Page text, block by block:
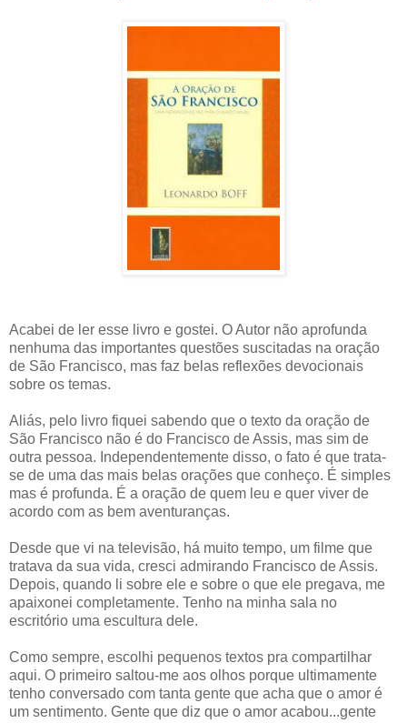
Acabei de ler esse livro e gostei. O Autor não aprofunda
nenhuma das importantes questões suscitadas na oração
de São Francisco, mas faz belas reflexões devocionais
sobre os temas.
Aliás, pelo livro fiquei sabendo que o texto da oração de
São Francisco não é do Francisco de Assis, mas sim de
outra pessoa. Independentemente disso, o fato é que trata-
se de uma das mais belas orações que conheço. É simples
mas é profunda. É a oração de quem leu e quer viver de
acordo com as bem aventuranças.
Desde que vi na televisão, há muito tempo, um filme que
tratava da sua vida, cresci admirando Francisco de Assis.
Depois, quando li sobre ele e sobre o que ele pregava, me
apaixonei completamente. Tenho na minha sala no
escritório uma escultura dele.
Como sempre, escolhi pequenos textos pra compartilhar
aqui. O primeiro saltou-me aos olhos porque ultimamente
tenho conversado com tanta gente que acha que o amor é
um sentimento. Gente que diz que o amor acabou...gente